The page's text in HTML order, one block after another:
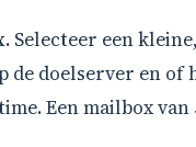
Selecteer een
de doelserver en
Een mailbox